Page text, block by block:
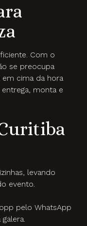
Com o
se preocupa
cima da hora
monta e
levando
evento.
pelo WhatsApp